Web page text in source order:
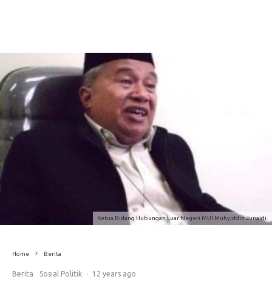
Ketua Bidang Hubungan Luar Negeri MUI Muhyiddin Junaidi.
Home Berita
Berita Sosial Politik · 12 years ago